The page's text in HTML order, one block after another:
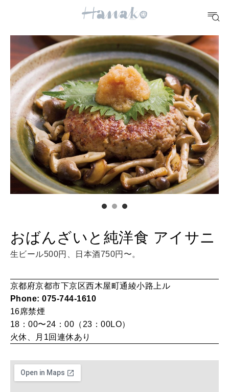
#シュークリーム #パン #カフェ
10 CATEGORIES
FOOD
おいしい
TRAVEL
どこ行く？
FORTUNE
[12星座別] Monthly Love Holoscope
算命学がわかる今月のあなた
HEALTH
自分にやさしく
LEARN
MAMA
おばんざいと純洋食 アイサニ
生ビール500円、日本酒750円〜。
京都府京都市下京区西木屋町通綾小路上ル
Phone: 075-744-1610
16席禁煙
18：00〜24：00（23：00LO）
火休、月1回連休あり